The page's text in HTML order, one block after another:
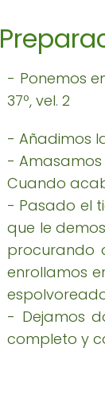
- Ponemos
37º, vel. 2
- Añadimos
- Amasamos
Cuando
- Pasado el
que le
procurando
enrollamos
- Dejamos
completo y